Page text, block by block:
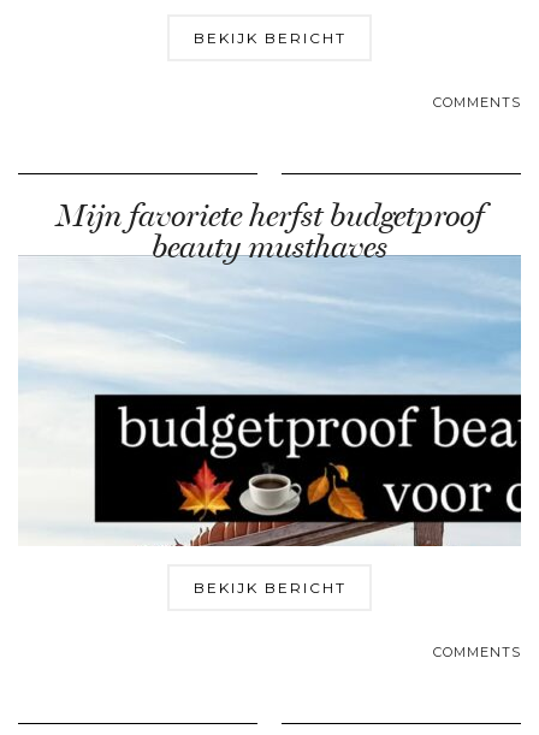
BEKIJK BERICHT
COMMENTS
Mijn favoriete herfst budgetproof
beauty musthaves
BEKIJK BERICHT
COMMENTS